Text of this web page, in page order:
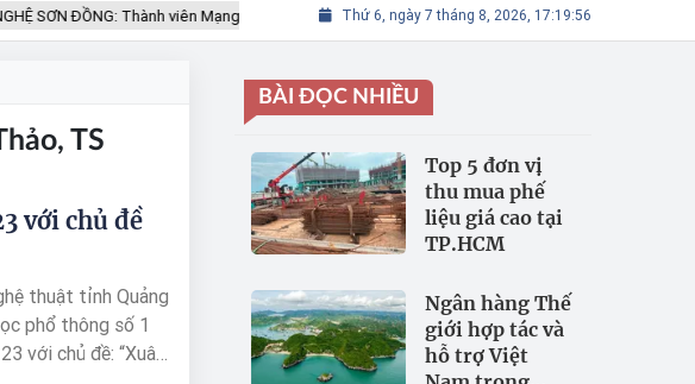
SƠN ĐỒNG: Thành viên Mạng lưới các Thành phố Thủ công sáng tạo Thế giới
Thứ 6, ngày 7 tháng 8, 2026, 17:19:56
TS
với chủ đề
thuật tỉnh Quảng
phổ thông số 1
với chủ đề: “Xuân
BÀI ĐỌC NHIỀU
Top 5 đơn vị
thu mua phế
liệu giá cao tại
TP.HCM
Ngân hàng Thế
giới hợp tác và
hỗ trợ Việt